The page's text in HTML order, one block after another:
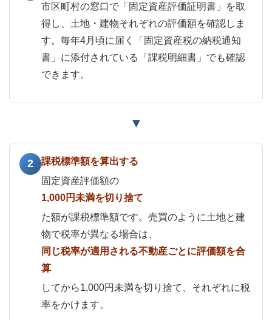
市区町村の窓口で「固定資産評価証明書」を取
得し、土地・建物それぞれの評価額を確認しま
す。毎年4月頃に届く「固定資産税の納税通知
書」に添付されている「課税明細書」でも確認
できます。
▼
2
課税標準額を算出する
固定資産評価額の
1,000円未満を切り捨て
た額が課税標準額です。売買のように土地と建
物で税率が異なる場合は、
同じ税率が適用される不動産ごとに評価額を合
算
してから1,000円未満を切り捨て、それぞれに税
率をかけます。